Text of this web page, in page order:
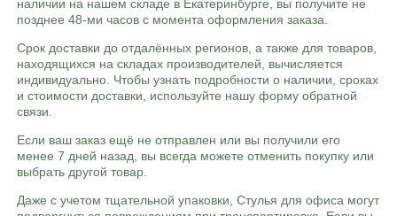
наличии на нашем складе в Екатеринбурге, вы получите не
позднее 48-ми часов с момента оформления заказа.
Срок доставки до отдалённых регионов, а также для товаров,
находящихся на складах производителей, вычисляется
индивидуально. Чтобы узнать подробности о наличии, сроках
и стоимости доставки, используйте нашу форму обратной
связи.
Если ваш заказ ещё не отправлен или вы получили его
менее 7 дней назад, вы всегда можете отменить покупку или
выбрать другой товар.
Даже с учетом тщательной упаковки, Стулья для офиса могут